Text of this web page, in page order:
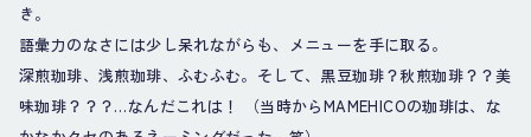
き。
語彙力のなさには少し呆れながらも、メニューを手に取る。
深煎珈琲、浅煎珈琲、ふむふむ。そして、黒豆珈琲？秋煎珈琲？？美
味珈琲？？？…なんだこれは！ （当時からMAMEHICOの珈琲は、な